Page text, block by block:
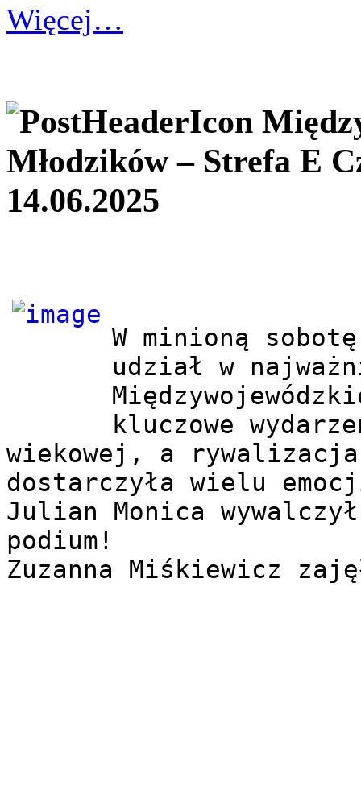
Więcej…
Młodzików – Strefa E
14.06.2025
W minioną
udział w
kluczowe
wiekowej, a rywalizacja
dostarczyła wielu
Julian Monica
podium!
Zuzanna Miśkiewicz